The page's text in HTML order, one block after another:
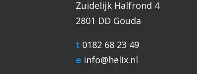
Zuidelijk Halfrond 4
2801 DD Gouda
t 0182 68 23 49
e info@helix.nl